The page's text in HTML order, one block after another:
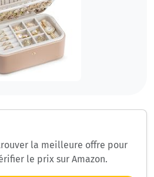
la meilleure offre pour
le prix sur Amazon.